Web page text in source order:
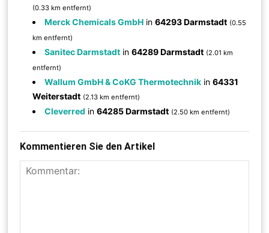
(0.33 km entfernt)
Merck Chemicals GmbH in64293 Darmstadt (0.55
km entfernt)
Sanitec Darmstadt in64289 Darmstadt (2.01 km
entfernt)
Wallum GmbH & CoKG Thermotechnik in64331
Weiterstadt (2.13 km entfernt)
Cleverred in64285 Darmstadt (2.50 km entfernt)
Kommentieren Sie den Artikel